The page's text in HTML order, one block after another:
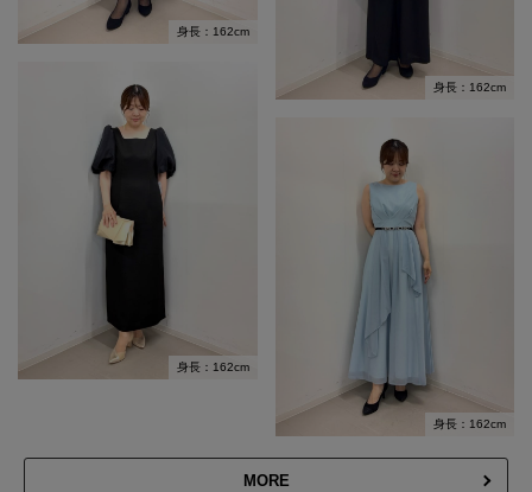
身長：162cm
身長：162cm
身長：162cm
身長：162cm
MORE